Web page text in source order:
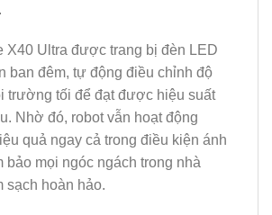
X40 Ultra được trang bị đèn LED
ban đêm, tự động điều chỉnh độ
trường tối để đạt được hiệu suất
Nhờ đó, robot vẫn hoạt động
quả ngay cả trong điều kiện ánh
bảo mọi ngóc ngách trong nhà
sạch hoàn hảo.